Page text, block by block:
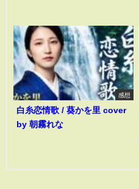
感想
白糸恋情歌 / 葵かを里 cover
by 朝霧れな